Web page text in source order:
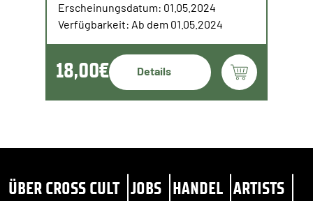
Erscheinungsdatum: 01.05.2024
Verfügbarkeit: Ab dem 01.05.2024
18,00€ Details
ÜBER CROSS CULT JOBS HANDEL ARTISTS